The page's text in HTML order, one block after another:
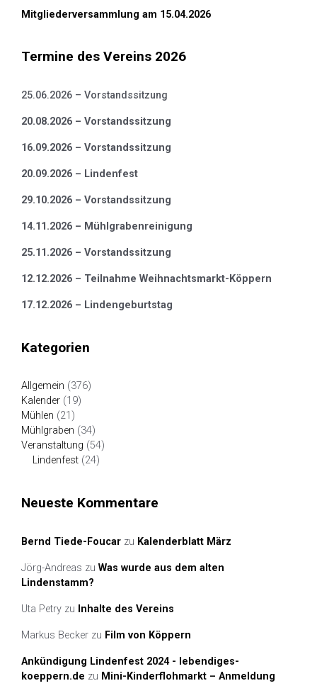
Mitgliederversammlung am 15.04.2026
Termine des Vereins 2026
25.06.2026 – Vorstandssitzung
20.08.2026 – Vorstandssitzung
16.09.2026 – Vorstandssitzung
20.09.2026 – Lindenfest
29.10.2026 – Vorstandssitzung
14.11.2026 – Mühlgrabenreinigung
25.11.2026 – Vorstandssitzung
12.12.2026 – Teilnahme Weihnachtsmarkt-Köppern
17.12.2026 – Lindengeburtstag
Kategorien
Allgemein (376)
Kalender (19)
Mühlen (21)
Mühlgraben (34)
Veranstaltung (54)
Lindenfest (24)
Neueste Kommentare
Bernd Tiede-Foucar zu Kalenderblatt März
Jörg-Andreas zu Was wurde aus dem alten
Lindenstamm?
Uta Petry zu Inhalte des Vereins
Markus Becker zu Film von Köppern
Ankündigung Lindenfest 2024 - lebendiges-
koeppern.de zu Mini-Kinderflohmarkt – Anmeldung